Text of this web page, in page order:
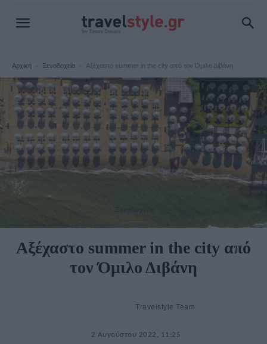
Αρχική Ξενοδοχεία Αξέχαστο summer in the city από τον Όμιλο Διβάνη
Αξέχαστο summer in the city από
τον Όμιλο Διβάνη
Travelstyle Team
2 Αυγούστου 2022, 11:25